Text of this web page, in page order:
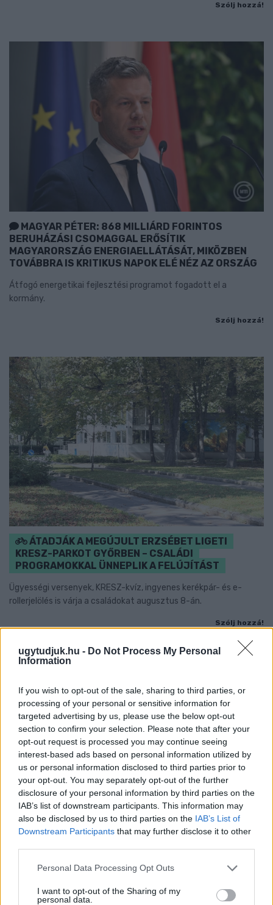
ugytudjuk.hu - Do Not Process My Personal
Information
If you wish to opt-out of the sale, sharing to third parties, or
processing of your personal or sensitive information for
targeted advertising by us, please use the below opt-out
section to confirm your selection. Please note that after your
opt-out request is processed you may continue seeing
interest-based ads based on personal information utilized by
us or personal information disclosed to third parties prior to
your opt-out. You may separately opt-out of the further
disclosure of your personal information by third parties on the
IAB’s list of downstream participants. This information may
also be disclosed by us to third parties on the IAB’s List of
Downstream Participants that may further disclose it to other
Please note that this website/app uses one or more Google
not limited to your visit or usage behaviour. You may click to
Personal Data Processing Opt Outs
I want to opt-out of the Sharing of my
personal data.
Szólj hozzá!
MAGYAR PÉTER: 868 MILLIÁRD FORINTOS
BERUHÁZÁSI CSOMAGGAL ERŐSÍTIK
MAGYARORSZÁG ENERGIAELLÁTÁSÁT, MIKÖZBEN
TOVÁBBRA IS KRITIKUS NAPOK ELÉ NÉZ AZ ORSZÁG
Átfogó energetikai fejlesztési programot fogadott el a
kormány.
Szólj hozzá!
ÁTADJÁK A MEGÚJULT ERZSÉBET LIGETI
KRESZ-PARKOT GYŐRBEN – CSALÁDI
PROGRAMOKKAL ÜNNEPLIK A FELÚJÍTÁST
Ügyességi versenyek, KRESZ-kvíz, ingyenes kerékpár- és e-
rollerjelölés is várja a családokat augusztus 8-án.
Szólj hozzá!
Szólj hozzá!